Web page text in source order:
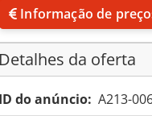
Informação de
Detalhes da oferta
ID do anúncio: A213-